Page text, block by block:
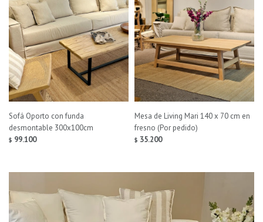
Sofá Oporto con funda
desmontable 300x100cm
$ 99.100
Mesa de Living Mari 140 x 70 cm en
fresno (Por pedido)
$ 35.200